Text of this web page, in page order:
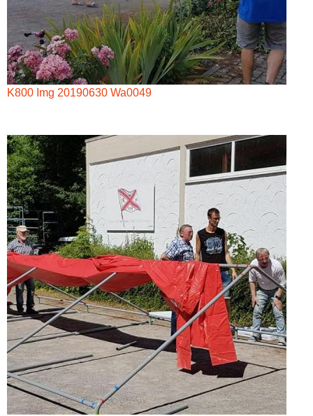
K800 Img 20190630 Wa0049